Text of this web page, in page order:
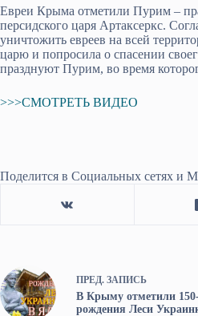
Евреи Крыма отметили Пурим –
персидского царя Артаксеркс.
уничтожить евреев на всей
царю и попросила о спасении
празднуют Пурим, во время
>>>СМОТРЕТЬ ВИДЕО
Поделится в Социальных сетях и
ПРЕД. ЗАПИСЬ
В Крыму отметили 150-
рождения Леси